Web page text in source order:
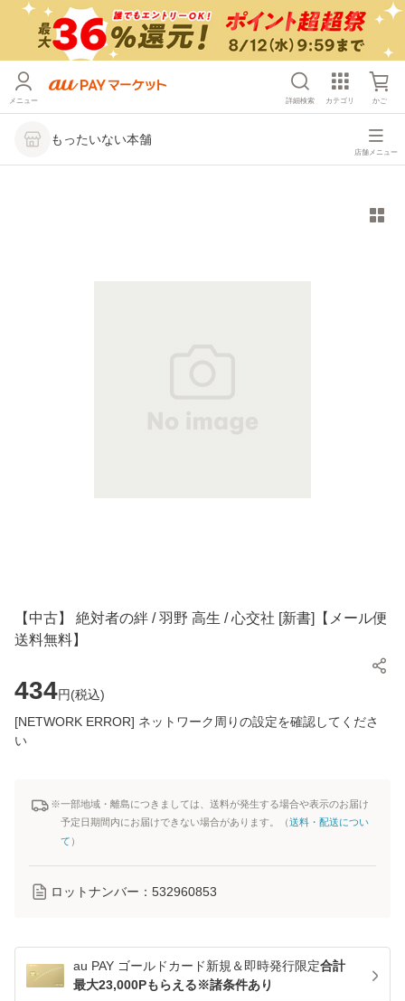
メニュー 詳細検索 カテゴリ かご
もったいない本舗
店舗メニュー
【中古】 絶対者の絆 / 羽野 高生 / 心交社 [新書]【メール便
送料無料】
434円(税込)
[NETWORK ERROR] ネットワーク周りの設定を確認してくださ
い
※一部地域・離島につきましては、送料が発生する場合や表示のお届け
予定日期間内にお届けできない場合があります。（送料・配送につい
て ）
ロットナンバー： 532960853
au PAY ゴールドカード新規＆即時発行限定合計
最大23,000Pもらえる※諸条件あり